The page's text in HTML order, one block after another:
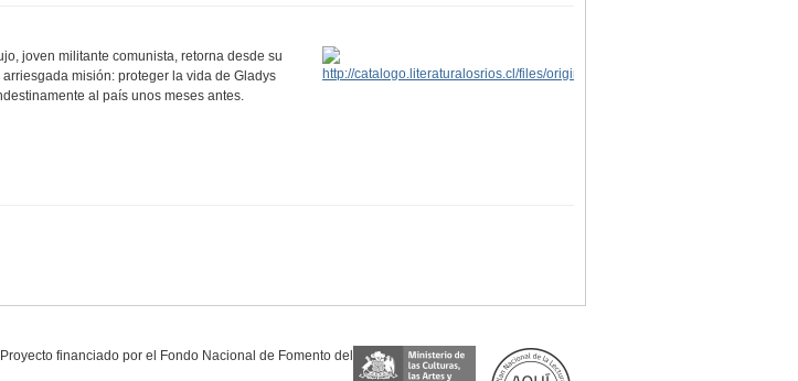
joven militante comunista, retorna desde su
misión: proteger la vida de Gladys
al país unos meses antes.
financiado por el Fondo Nacional de Fomento del